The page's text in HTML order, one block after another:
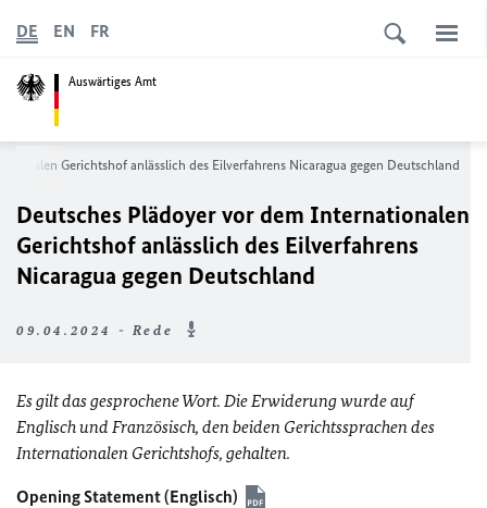
Auswärtiges Amt
DE EN FR
Gerichtshof anlässlich des Eilverfahrens Nicaragua gegen Deutschland
Deutsches Plädoyer vor dem Internationalen
Gerichtshof anlässlich des Eilverfahrens
Nicaragua gegen Deutschland
09.04.2024 - Rede
Es gilt das gesprochene Wort. Die Erwiderung wurde auf
Englisch und Französisch, den beiden Gerichtssprachen des
Internationalen Gerichtshofs, gehalten.
Opening Statement(Englisch)